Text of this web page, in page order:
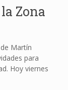
Zona
Martín
para
Hoy viernes